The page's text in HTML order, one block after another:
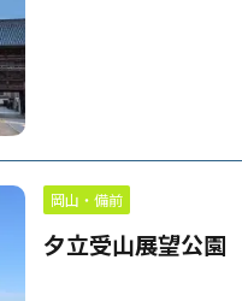
岡山・備前
夕立受山展望公園